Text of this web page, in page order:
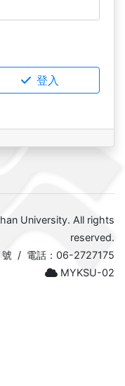
登入
University. All rights
reserved.
號 / 電話：06-2727175
MYKSU-02